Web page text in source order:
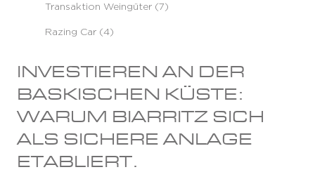
Transaktion Weingüter (7)
Razing Car (4)
INVESTIEREN AN DER
BASKISCHEN KÜSTE:
WARUM BIARRITZ SICH
ALS SICHERE ANLAGE
ETABLIERT.